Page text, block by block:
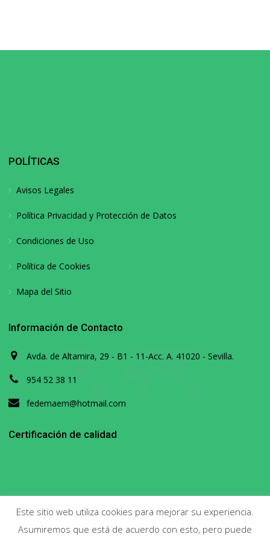
POLÍTICAS
Avisos Legales
Política Privacidad y Protección de Datos
Condiciones de Uso
Política de Cookies
Mapa del Sitio
Información de Contacto
Avda. de Altamira, 29 - B1 - 11-Acc. A. 41020 - Sevilla.
954 52 38 11
fedemaem@hotmail.com
Certificación de calidad
Este sitio web utiliza cookies para mejorar su experiencia.
Asumiremos que está de acuerdo con esto, pero puede